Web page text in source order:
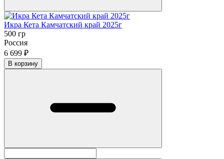
Икра Кета Камчатский край 2025г
500 гр
Россия
6 699 ₽
В корзину